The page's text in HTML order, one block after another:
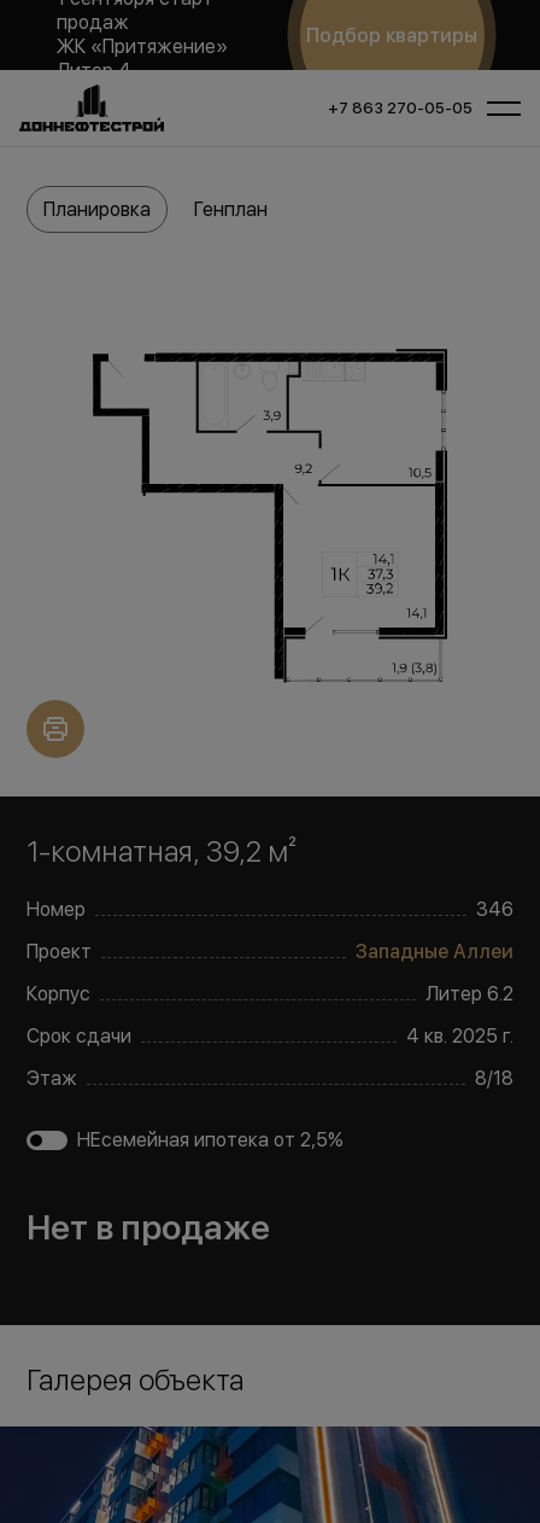
продаж
ЖК «Притяжение»
Литер 4
Подбор квартиры
+7 863 270-05-05
1-комнатная, 39,2 м²
Номер
346
Проект
Западные Аллеи
Корпус
Литер 6.2
Срок сдачи
4 кв. 2025 г.
Этаж
8/18
НЕсемейная ипотека от 2,5%
Нет в продаже
Планировка Генплан
Галерея объекта